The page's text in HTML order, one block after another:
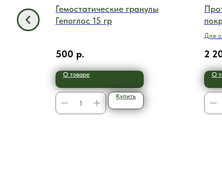
Гемостатические гранулы
Гепоглос 15 гр
500 р.
О товаре
Купить
Для
2
О